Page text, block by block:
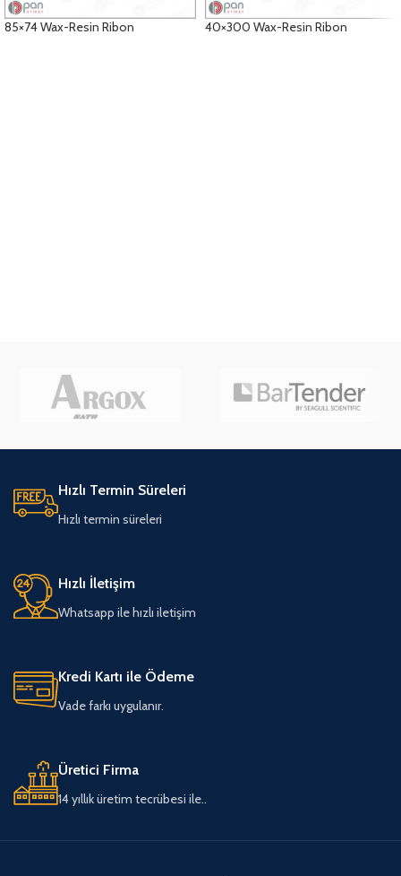
85×74 Wax-Resin Ribon 40×300 Wax-Resin Ribon
Hızlı Termin Süreleri
Hızlı termin süreleri
Hızlı İletişim
Whatsapp ile hızlı iletişim
Kredi Kartı ile Ödeme
Vade farkı uygulanır.
Üretici Firma
14 yıllık üretim tecrübesi ile..